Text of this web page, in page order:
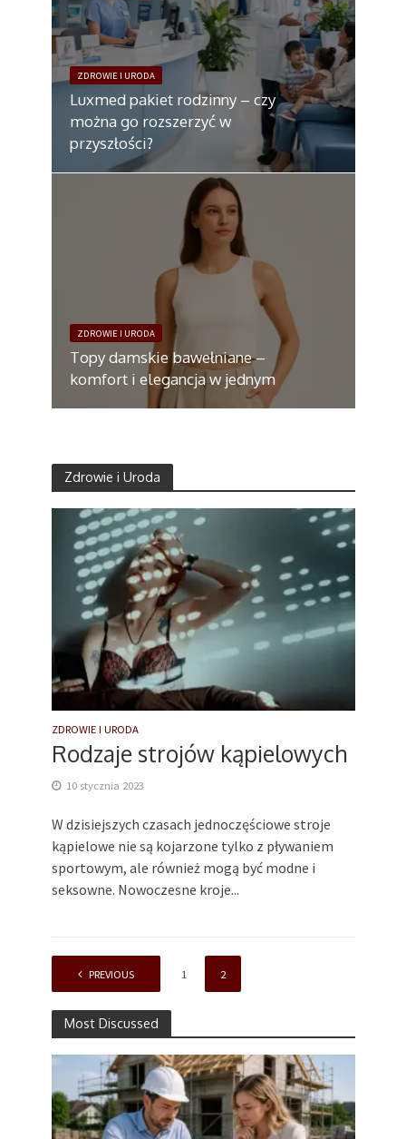
ZDROWIE I URODA
Luxmed pakiet rodzinny – czy
można go rozszerzyć w
przyszłości?
ZDROWIE I URODA
Topy damskie bawełniane –
komfort i elegancja w jednym
Zdrowie i Uroda
ZDROWIE I URODA
Rodzaje strojów kąpielowych
10 stycznia 2023
W dzisiejszych czasach jednoczęściowe stroje
kąpielowe nie są kojarzone tylko z pływaniem
sportowym, ale również mogą być modne i
seksowne. Nowoczesne kroje...
PREVIOUS 1 2
Most Discussed